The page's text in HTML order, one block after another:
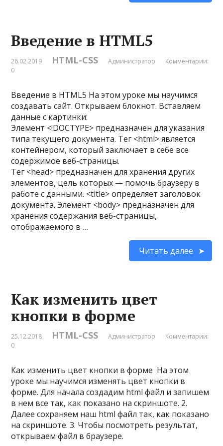
Введение в HTML5
26.02.2019 HTML-CSS Администратор
Комментарии:
0
Введение в HTML5 На этом уроке мы научимся
создавать сайт. Открываем блокнот. Вставляем
данные с картинки:
Элемент <!DOCTYPE> предназначен для указания
типа текущего документа. Тег <html> является
контейнером, который заключает в себе все
содержимое веб-страницы.
Тег <head> предназначен для хранения других
элементов, цель которых — помочь браузеру в
работе с данными. <title> определяет заголовок
документа. Элемент <body> предназначен для
хранения содержания веб-страницы,
отображаемого в …
Читать далее
Как изменить цвет
кнопки в форме
25.12.2018 HTML-CSS Администратор
Комментарии:
0
Как изменить цвет кнопки в форме На этом
уроке мы научимся изменять цвет кнопки в
форме. Для начала создадим html файл и запишем
в нем все так, как показано на скриншоте. 2.
Далее сохраняем наш html файл так, как показано
на скриншоте. 3. Чтобы посмотреть результат,
открываем файл в браузере.